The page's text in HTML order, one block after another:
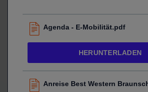
Agenda - E-Mobilität.pdf
HERUNTERLADEN
Anreise Best Western